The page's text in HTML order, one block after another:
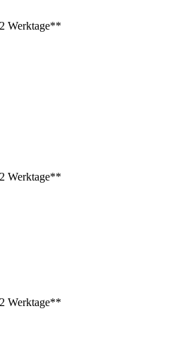
Werktage**
Werktage**
Werktage**